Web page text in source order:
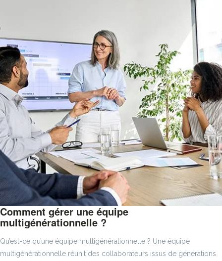
Comment gérer une équipe
multigénérationnelle ?
Qu’est-ce qu’une équipe multigénérationnelle ? Une équipe
multigénérationnelle réunit des collaborateurs issus de générations